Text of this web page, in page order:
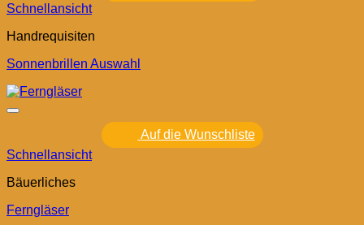
Schnellansicht
Handrequisiten
Sonnenbrillen Auswahl
Auf die Wunschliste
Schnellansicht
Bäuerliches
Ferngläser